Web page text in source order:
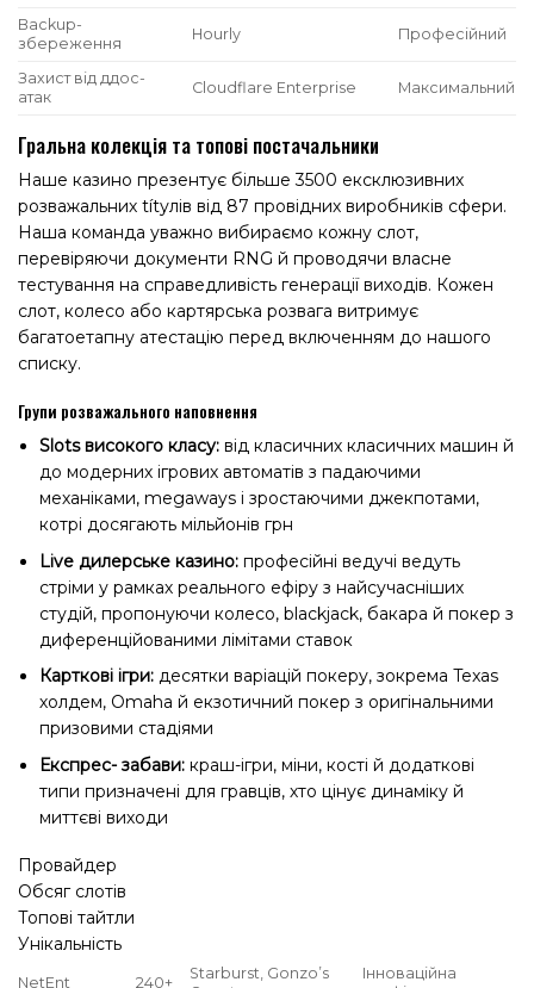
Backup-
збереження
Hourly Професійний
Захист від ддос-
атак
Cloudflare Enterprise Максимальний
Гральна колекція та топові постачальники
Наше казино презентує більше 3500 ексклюзивних
розважальних títулів від 87 провідних виробників сфери.
Наша команда уважно вибираємо кожну слот,
перевіряючи документи RNG й проводячи власне
тестування на справедливість генерації виходів. Кожен
слот, колесо або картярська розвага витримує
багатоетапну атестацію перед включенням до нашого
списку.
Групи розважального наповнення
Slots високого класу: від класичних класичних машин й
до модерних ігрових автоматів з падаючими
механіками, megaways і зростаючими джекпотами,
котрі досягають мільйонів грн
Live дилерське казино: професійні ведучі ведуть
стріми у рамках реального ефіру з найсучасніших
студій, пропонуючи колесо, blackjack, бакара й покер з
диференційованими лімітами ставок
Карткові ігри: десятки варіацій покеру, зокрема Texas
холдем, Omaha й екзотичний покер з оригінальними
призовими стадіями
Експрес- забави: краш-ігри, міни, кості й додаткові
типи призначені для гравців, хто цінує динаміку й
миттєві виходи
Провайдер
Обсяг слотів
Топові тайтли
Унікальність
NetEnt 240+
Starburst, Gonzo’s
Інноваційна